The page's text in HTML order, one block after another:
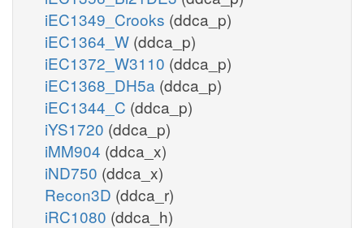
iEC1349_Crooks (ddca_p)
iEC1364_W (ddca_p)
iEC1372_W3110 (ddca_p)
iEC1368_DH5a (ddca_p)
iEC1344_C (ddca_p)
iYS1720 (ddca_p)
iMM904 (ddca_x)
iND750 (ddca_x)
Recon3D (ddca_r)
iRC1080 (ddca_h)